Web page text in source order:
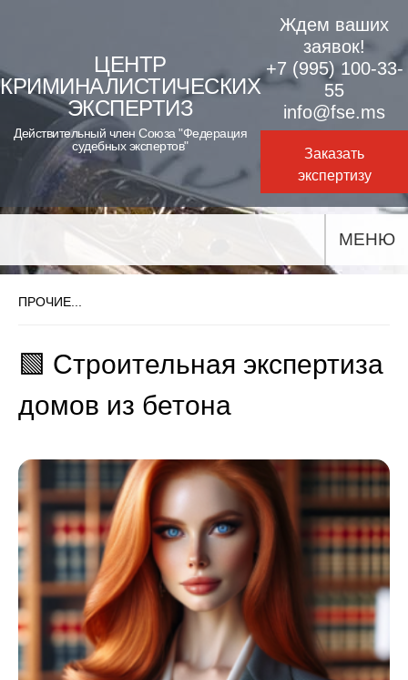
content
ЦЕНТР
КРИМИНАЛИСТИЧЕСКИХ
ЭКСПЕРТИЗ
Действительный член Союза "Федерация
судебных экспертов"
Ждем ваших
заявок!
+7 (995) 100-33-
55
info@fse.ms
Заказать
экспертизу
МЕНЮ
ПРОЧИЕ...
🟩 Строительная экспертиза
домов из бетона